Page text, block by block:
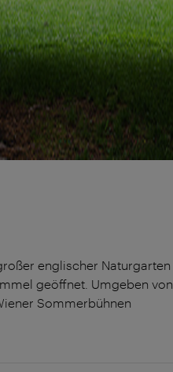
englischer Naturgarten
geöffnet. Umgeben von
Sommerbühnen